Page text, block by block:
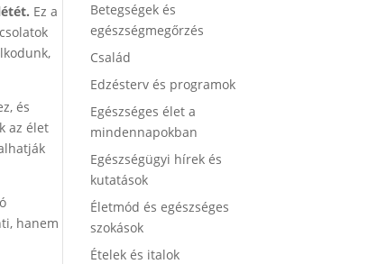
Ez a
és
az élet
hanem
Betegségek és
egészségmegőrzés
Család
Edzésterv és programok
Egészséges élet a
mindennapokban
Egészségügyi hírek és
kutatások
Életmód és egészséges
szokások
Ételek és italok